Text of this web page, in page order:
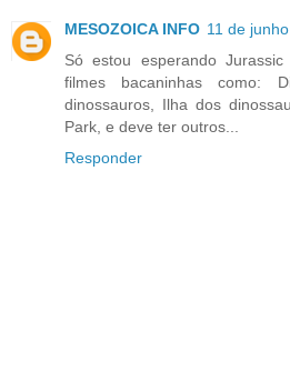
MESOZOICA INFO 11 de
Só estou esperando
filmes bacaninhas como:
dinossauros, Ilha dos
Park, e deve ter outros...
Responder